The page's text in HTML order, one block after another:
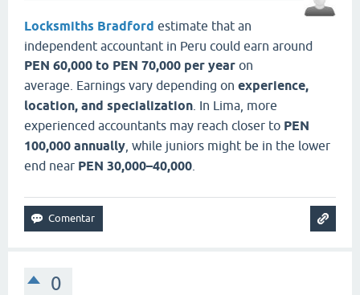
Locksmiths Bradford estimate that an
independent accountant in Peru could earn around
PEN 60,000 to PEN 70,000 per year on
average. Earnings vary depending on experience,
location, and specialization . In Lima, more
experienced accountants may reach closer to PEN
100,000 annually , while juniors might be in the lower
end near PEN 30,000–40,000
0